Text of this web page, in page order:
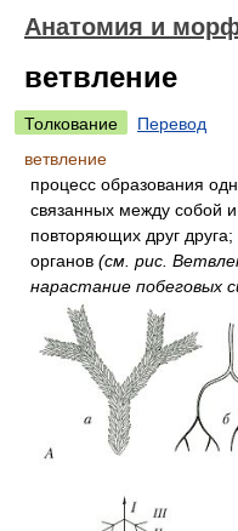
Анатомия и
ветвление
Толкование
Перевод
ветвление
процесс образования
связанных между собой
повторяющих друг
органов (см. рис.
нарастание побеговых